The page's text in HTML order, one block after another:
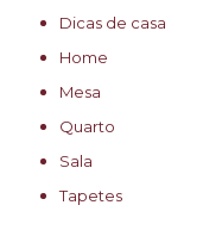
Dicas de casa
Home
Mesa
Quarto
Sala
Tapetes